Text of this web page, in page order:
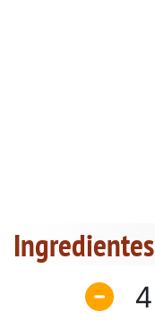
Ingredientes
4